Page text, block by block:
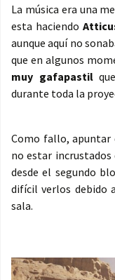
La música era una
esta haciendo
aunque aquí no
que en algunos
muy gafapastil
durante toda la
Como fallo, apuntar
no estar
desde el segundo
difícil verlos debido
sala.